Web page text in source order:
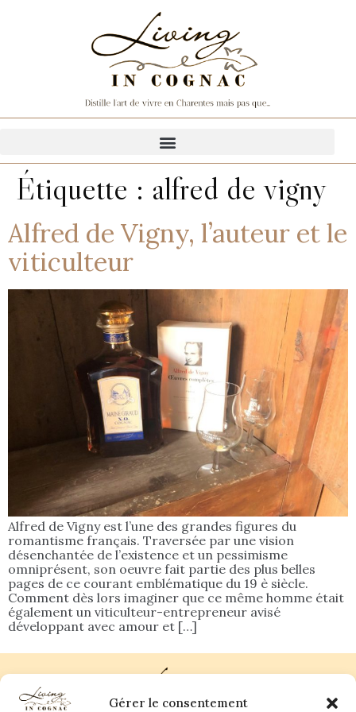
Gérer le consentement
Étiquette : alfred de vigny
Alfred de Vigny, l’auteur et le
viticulteur
Alfred de Vigny est l’une des grandes figures du
romantisme français. Traversée par une vision
désenchantée de l’existence et un pessimisme
omniprésent, son oeuvre fait partie des plus belles
pages de ce courant emblématique du 19 è siècle.
Comment dès lors imaginer que ce même homme était
également un viticulteur-entrepreneur avisé
développant avec amour et […]